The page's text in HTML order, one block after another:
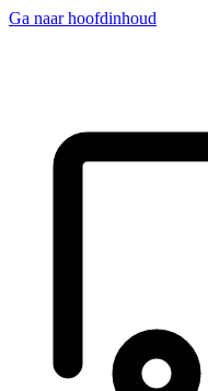
Ga naar hoofdinhoud